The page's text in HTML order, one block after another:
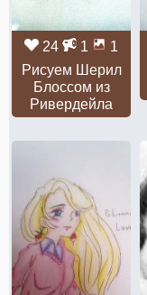
24 1
1
Рисуем Шерил
Блоссом из
Ривердейла